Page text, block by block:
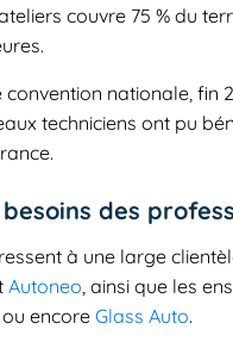
couvre 75 % du
nationale, fin
techniciens ont pu
des
à une large
Autoneo, ainsi que les
ou encore Glass Auto.